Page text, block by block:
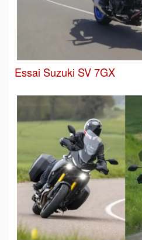
Essai Suzuki SV 7GX